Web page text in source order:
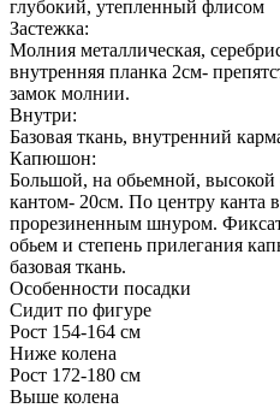
глубокий, утепленный флисом
Застежка:
Молния металлическая,
внутренняя планка 2см-
замок молнии.
Внутри:
Базовая ткань, внутренний
Капюшон:
Большой, на обьемной,
кантом- 20см. По центру канта
прорезиненным шнуром.
обьем и степень прилегания
базовая ткань.
Особенности посадки
Сидит по фигуре
Рост 154-164 см
Ниже колена
Рост 172-180 см
Выше колена